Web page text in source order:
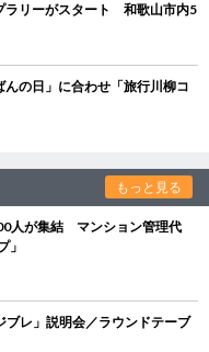
ラリーがスタート 和歌山市内5
の日」に合わせ「旅行川柳コ
もっと見る
人が集結 マンション管理代
」
レ」説明会／ラウンドテーブ